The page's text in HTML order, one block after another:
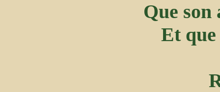
Que
Et